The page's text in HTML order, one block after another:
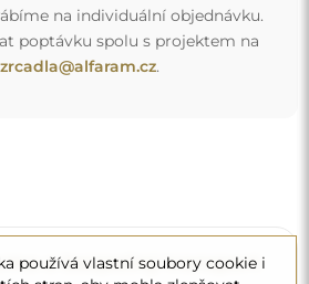
na individuální objednávku.
poptávku spolu s projektem na
zrcadla@alfaram.cz.
a bezpečný transport
používá vlastní soubory cookie i